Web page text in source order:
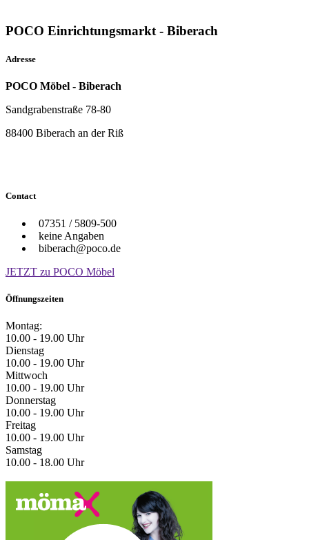
POCO Einrichtungsmarkt - Biberach
Adresse
POCO Möbel - Biberach
Sandgrabenstraße 78-80
88400 Biberach an der Riß
Contact
07351 / 5809-500
keine Angaben
biberach@poco.de
JETZT zu POCO Möbel
Öffnungszeiten
Montag:
10.00 - 19.00 Uhr
Dienstag
10.00 - 19.00 Uhr
Mittwoch
10.00 - 19.00 Uhr
Donnerstag
10.00 - 19.00 Uhr
Freitag
10.00 - 19.00 Uhr
Samstag
10.00 - 18.00 Uhr